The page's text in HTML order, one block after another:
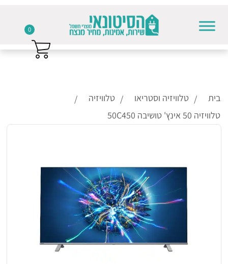
בית טלוויזיה וסטריאו
טלוויזיה
טלוויזיה 50 אינץ' טושיבה 50C450
0